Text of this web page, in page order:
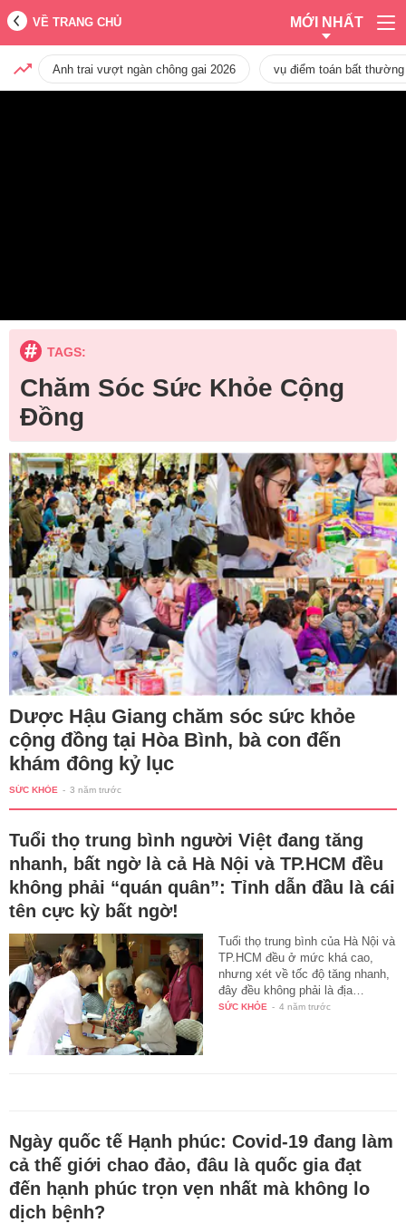
VỀ TRANG CHỦ MỚI NHẤT
Anh trai vượt ngàn chông gai 2026 vụ điểm toán bất
TAGS:
Chăm Sóc Sức Khỏe Cộng
Đồng
Dược Hậu Giang chăm sóc sức khỏe
cộng đồng tại Hòa Bình, bà con đến
khám đông kỷ lục
SỨC KHỎE - 3 năm trước
Tuổi thọ trung bình người Việt đang tăng
nhanh, bất ngờ là cả Hà Nội và TP.HCM đều
không phải “quán quân”: Tỉnh dẫn đầu là cái
tên cực kỳ bất ngờ!
Tuổi thọ trung bình của Hà Nội và
TP.HCM đều ở mức khá cao,
nhưng xét về tốc độ tăng nhanh,
đây đều không phải là địa…
SỨC KHỎE - 4 năm trước
Ngày quốc tế Hạnh phúc: Covid-19 đang làm
cả thế giới chao đảo, đâu là quốc gia đạt
đến hạnh phúc trọn vẹn nhất mà không lo
dịch bệnh?